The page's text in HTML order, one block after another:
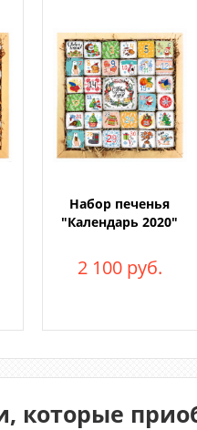
Набор печенья
"Календарь 2020"
2 100 руб.
которые